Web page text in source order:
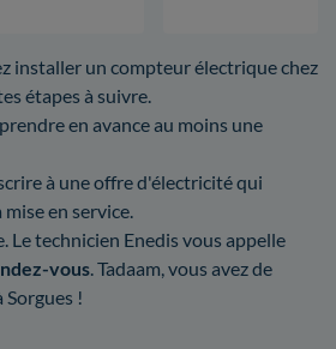
installer un compteur électrique chez
étapes à suivre.
en avance au moins une
à une offre d'électricité qui
en service.
Le technicien Enedis vous appelle
vous. Tadaam, vous avez de
Sorgues !